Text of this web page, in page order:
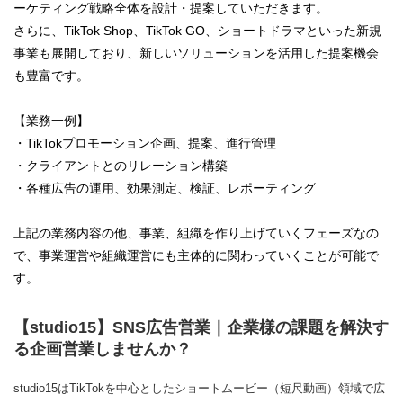
ーケティング戦略全体を設計・提案していただきます。
さらに、TikTok Shop、TikTok GO、ショートドラマといった新規
事業も展開しており、新しいソリューションを活用した提案機会
も豊富です。
【業務一例】
・TikTokプロモーション企画、提案、進行管理
・クライアントとのリレーション構築
・各種広告の運用、効果測定、検証、レポーティング
上記の業務内容の他、事業、組織を作り上げていくフェーズなの
で、事業運営や組織運営にも主体的に関わっていくことが可能で
す。
【studio15】SNS広告営業｜企業様の課題を解決す
る企画営業しませんか？
studio15はTikTokを中心としたショートムービー（短尺動画）領域で広